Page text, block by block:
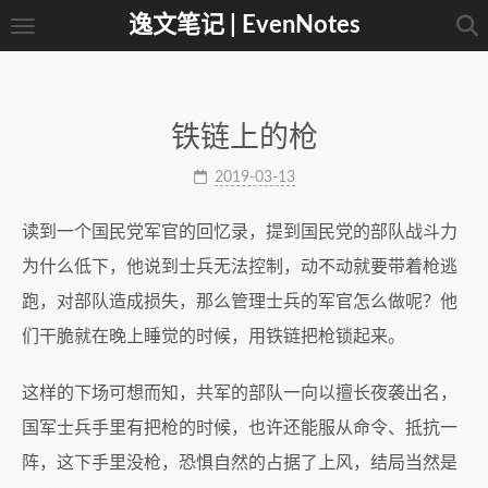
逸文笔记 | EvenNotes
铁链上的枪
2019-03-13
读到一个国民党军官的回忆录，提到国民党的部队战斗力
为什么低下，他说到士兵无法控制，动不动就要带着枪逃
跑，对部队造成损失，那么管理士兵的军官怎么做呢？他
们干脆就在晚上睡觉的时候，用铁链把枪锁起来。
这样的下场可想而知，共军的部队一向以擅长夜袭出名，
国军士兵手里有把枪的时候，也许还能服从命令、抵抗一
阵，这下手里没枪，恐惧自然的占据了上风，结局当然是